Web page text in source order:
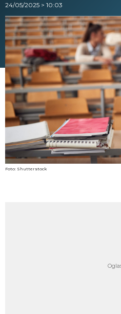
24/05/2025 > 10:03
Foto: Shutterstock